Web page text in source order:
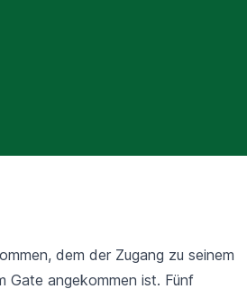
dem der Zugang zu seinem
Gate angekommen ist. Fünf